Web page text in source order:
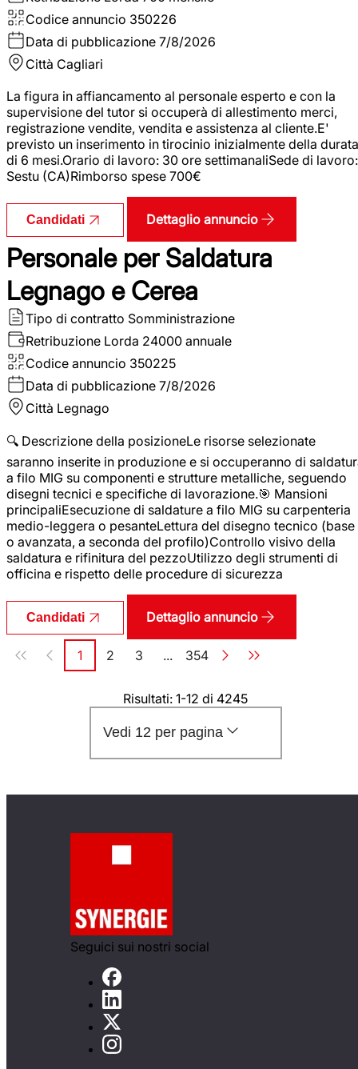
Codice annuncio 350226
Data di pubblicazione 7/8/2026
Città Cagliari
La figura in affiancamento al personale esperto e con la
supervisione del tutor si occuperà di allestimento merci,
registrazione vendite, vendita e assistenza al cliente.E'
previsto un inserimento in tirocinio inizialmente della durata
di 6 mesi.Orario di lavoro: 30 ore settimanaliSede di lavoro:
Sestu (CA)Rimborso spese 700€
Candidati Dettaglio annuncio
Personale per Saldatura
Legnago e Cerea
Tipo di contratto Somministrazione
Retribuzione Lorda 24000 annuale
Codice annuncio 350225
Data di pubblicazione 7/8/2026
Città Legnago
🔍 Descrizione della posizioneLe risorse selezionate
saranno inserite in produzione e si occuperanno di
a filo MIG su componenti e strutture metalliche, seguendo
disegni tecnici e specifiche di lavorazione.🎯 Mansioni
principaliEsecuzione di saldature a filo MIG su carpenteria
medio-leggera o pesanteLettura del disegno tecnico (base
o avanzata, a seconda del profilo)Controllo visivo della
saldatura e rifinitura del pezzoUtilizzo degli strumenti di
officina e rispetto delle procedure di sicurezza
Candidati Dettaglio annuncio
Paginazione
Pagina
1 Pagina
2 Pagina
3 ... Pagina
354
Risultati: 1-12 di 4245
Vedi 12 per pagina
Seguici sui nostri social